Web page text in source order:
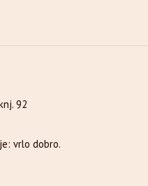
92
vrlo dobro.